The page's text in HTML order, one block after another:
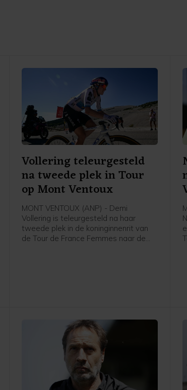
Vollering teleurgesteld
na tweede plek in Tour
op Mont Ventoux
MONT VENTOUX (ANP) - Demi
Vollering is teleurgesteld na haar
tweede plek in de koninginnenrit van
de Tour de France Femmes naar de